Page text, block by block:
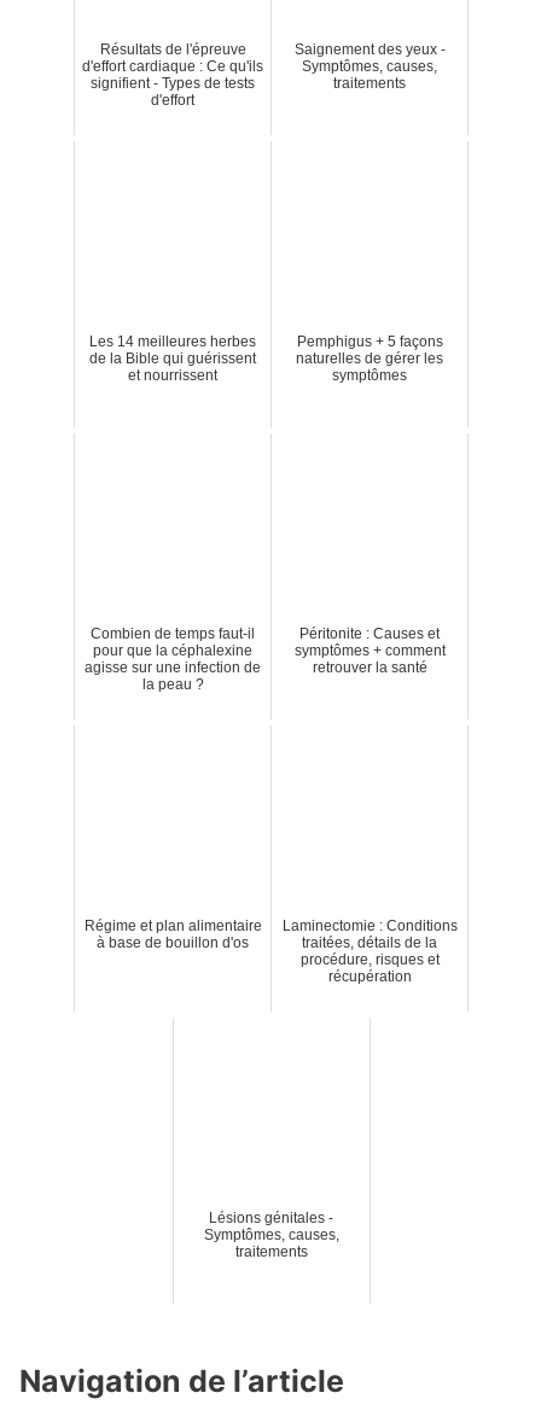
Résultats de l'épreuve
d'effort cardiaque : Ce qu'ils
signifient - Types de tests
d'effort
Saignement des yeux -
Symptômes, causes,
traitements
Les 14 meilleures herbes
de la Bible qui guérissent
et nourrissent
Pemphigus + 5 façons
naturelles de gérer les
symptômes
Combien de temps faut-il
pour que la céphalexine
agisse sur une infection de
la peau ?
Péritonite : Causes et
symptômes + comment
retrouver la santé
Régime et plan alimentaire
à base de bouillon d'os
Laminectomie : Conditions
traitées, détails de la
procédure, risques et
récupération
Lésions génitales -
Symptômes, causes,
traitements
Navigation de l’article